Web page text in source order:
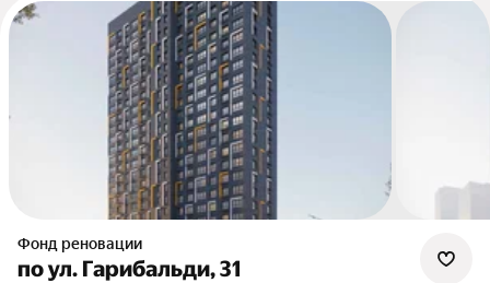
Фонд реновации
по ул. Гарибальди, 31